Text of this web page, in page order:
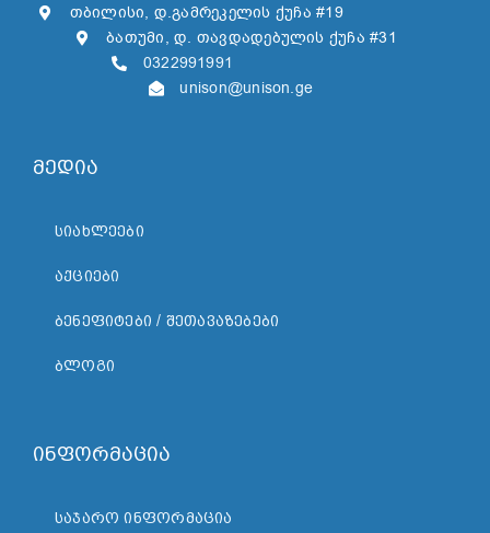
თბილისი, დ.გამრეკელის ქუჩა #19
ბათუმი, დ. თავდადებულის ქუჩა #31
0322991991
unison@unison.ge
მედია
ᲡᲘᲐᲮᲚᲔᲔᲑᲘ
ᲐᲥᲪᲘᲔᲑᲘ
ᲑᲔᲜᲔᲤᲘᲢᲔᲑᲘ / ᲨᲔᲗᲐᲕᲐᲖᲔᲑᲔᲑᲘ
ᲑᲚᲝᲒᲘ
ინფორმაცია
ᲡᲐᲯᲐᲠᲝ ᲘᲜᲤᲝᲠᲛᲐᲪᲘᲐ